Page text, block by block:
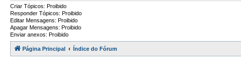
Criar Tópicos: Proibido
Responder Tópicos: Proibido
Editar Mensagens: Proibido
Apagar Mensagens: Proibido
Enviar anexos: Proibido
Página Principal Índice do Fórum